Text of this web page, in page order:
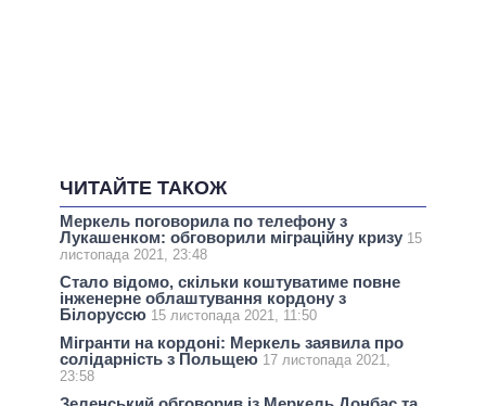
ЧИТАЙТЕ ТАКОЖ
Меркель поговорила по телефону з
Лукашенком: обговорили міграційну кризу 15
листопада 2021, 23:48
Стало відомо, скільки коштуватиме повне
інженерне облаштування кордону з
Білоруссю 15 листопада 2021, 11:50
Мігранти на кордоні: Меркель заявила про
солідарність з Польщею 17 листопада 2021,
23:58